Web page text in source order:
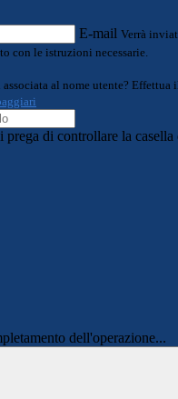
E-mail Verrà
con le istruzioni necessarie.
al nome utente? Effettua
prega di controllare la casella
dell'operazione...